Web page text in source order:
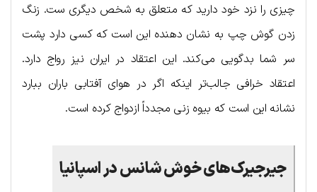
چیزی را نزد خود دارید که متعلق به شخص دیگری ست. زنگ
زدن گوش چپ به نشان دهنده این است که کسی دارد پشت
سر شما بدگویی می‌کند. این اعتقاد در ایران نیز رواج دارد.
اعتقاد خرافی جالب‌تر اینکه اگر در هوای آفتابی باران ببارد
نشانه این است که بیوه زنی مجدداً ازدواج کرده است.
جیرجیرک‌های خوش شانس در اسپانیا